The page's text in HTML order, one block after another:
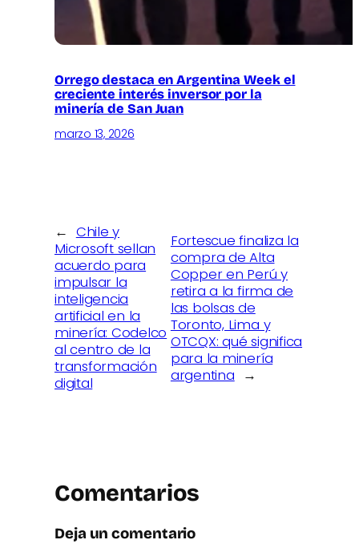
Orrego destaca en Argentina Week el
creciente interés inversor por la
minería de San Juan
marzo 13, 2026
← Chile y
Microsoft sellan
acuerdo para
impulsar la
inteligencia
artificial en la
minería: Codelco
al centro de la
transformación
digital
Fortescue finaliza la
compra de Alta
Copper en Perú y
retira a la firma de
las bolsas de
Toronto, Lima y
OTCQX: qué significa
para la minería
argentina →
Comentarios
Deja un comentario